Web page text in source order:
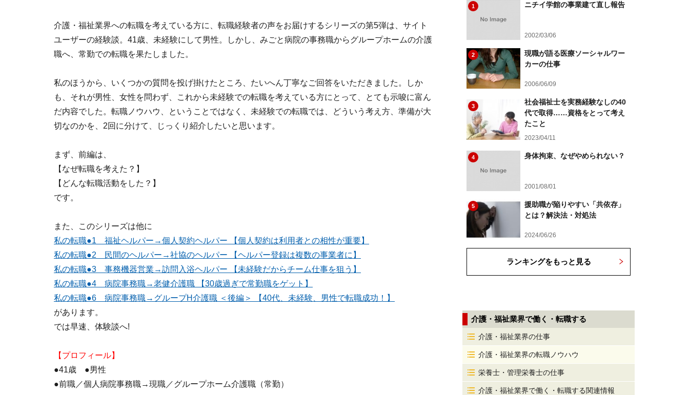
介護・福祉業界への転職を考えている方に、転職経験者の声をお届けするシリーズの第5弾は、サイト
ユーザーの経験談。41歳、未経験にして男性。しかし、みごと病院の事務職からグループホームの介護
職へ、常勤での転職を果たしました。
私のほうから、いくつかの質問を投げ掛けたところ、たいへん丁寧なご回答をいただきました。しか
も、それが男性、女性を問わず、これから未経験での転職を考えている方にとって、とても示唆に富ん
だ内容でした。転職ノウハウ、ということではなく、未経験での転職では、どういう考え方、準備が大
切なのかを、2回に分けて、じっくり紹介したいと思います。
まず、前編は、
【なぜ転職を考えた？】
【どんな転職活動をした？】
です。
また、このシリーズは他に
私の転職●1 福祉ヘルパー→個人契約ヘルパー 【個人契約は利用者との相性が重要】
私の転職●2 民間のヘルパー→社協のヘルパー 【ヘルパー登録は複数の事業者に】
私の転職●3 事務機器営業→訪問入浴ヘルパー 【未経験だからチーム仕事を狙う】
私の転職●4 病院事務職→老健介護職 【30歳過ぎで常勤職をゲット】
私の転職●6 病院事務職→グループH介護職 ＜後編＞ 【40代、未経験、男性で転職成功！】
があります。
では早速、体験談へ!
【プロフィール】
●41歳 ●男性
●前職／個人病院事務職→現職／グループホーム介護職（常勤）
1 ニチイ学館の事業建て直し報告
2002/03/06
2
現職が語る医療ソーシャルワー
カーの仕事
2006/06/09
3
社会福祉士を実務経験なしの40
代で取得……資格をとって考え
たこと
2023/04/11
4 身体拘束、なぜやめられない？
2001/08/01
5
援助職が陥りやすい「共依存」
とは？解決法・対処法
2024/06/26
ランキングをもっと見る
介護・福祉業界で働く・転職する
介護・福祉業界の仕事
介護・福祉業界の転職ノウハウ
栄養士・管理栄養士の仕事
介護・福祉業界で働く・転職する関連情報